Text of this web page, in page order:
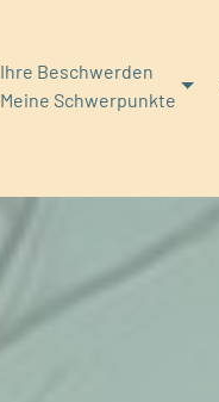
Ihre Beschwerden
Meine Schwerpunkte